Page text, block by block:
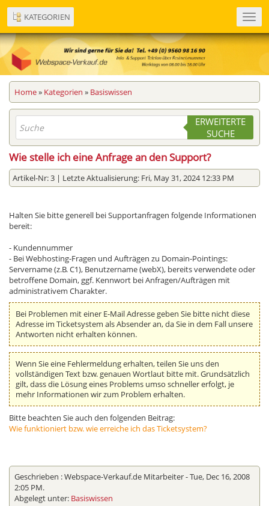
Home» Kategorien » Basiswissen
ERWEITERTE
SUCHE
Wie stelle ich eine Anfrage an den Support?
Artikel-Nr: 3 | Letzte Aktualisierung: Fri, May 31, 2024 12:33 PM
Halten Sie bitte generell bei Supportanfragen folgende Informationen
bereit:
- Kundennummer
- Bei Webhosting-Fragen und Aufträgen zu Domain-Pointings:
Servername (z.B. C1), Benutzername (webX), bereits verwendete oder
betroffene Domain, ggf. Kennwort bei Anfragen/Aufträgen mit
administrativem Charakter.
Bei Problemen mit einer E-Mail Adresse geben Sie bitte nicht diese
Adresse im Ticketsystem als Absender an, da Sie in dem Fall unsere
Antworten nicht erhalten können.
Wenn Sie eine Fehlermeldung erhalten, teilen Sie uns den
vollständigen Text bzw. genauen Wortlaut bitte mit. Grundsätzlich
gilt, dass die Lösung eines Problems umso schneller erfolgt, je
mehr Informationen wir zum Problem erhalten.
Bitte beachten Sie auch den folgenden Beitrag:
Wie funktioniert bzw. wie erreiche ich das Ticketsystem?
Geschrieben :Webspace-Verkauf.de Mitarbeiter- Tue, Dec 16, 2008
2:05 PM.
Abgelegt unter: Basiswissen
KATEGORIEN